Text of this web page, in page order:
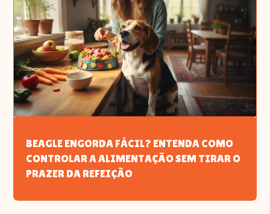
BEAGLE ENGORDA FÁCIL? ENTENDA COMO
CONTROLAR A ALIMENTAÇÃO SEM TIRAR O
PRAZER DA REFEIÇÃO